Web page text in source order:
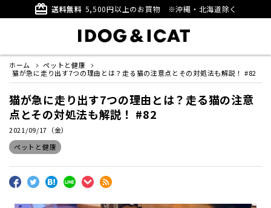
card_giftcard 送料無料 5,500円以上のお買物 ※沖縄・北海道除く
ホーム
ペットと健康
猫が急に走り出す7つの理由とは？走る猫の注意点とその対処法も解説！ #82
猫が急に走り出す7つの理由とは？走る猫の注意
点とその対処法も解説！ #82
2021/09/17（金）
ペットと健康